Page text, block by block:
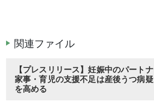
関連ファイル
【プレスリリース】妊娠中のパート
家事・育児の支援不足は産後うつ病
を高める